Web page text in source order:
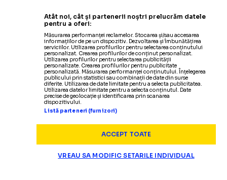
Atât noi, cât și partenerii noștri prelucrăm datele
pentru a oferi:
Măsurarea performanței reclamelor. Stocarea și/sau accesarea
informațiilor de pe un dispozitiv. Dezvoltarea și îmbunătățirea
serviciilor. Utilizarea profilurilor pentru selectarea conținutului
personalizat. Crearea profilurilor de conținut personalizat.
Utilizarea profilurilor pentru selectarea publicității
personalizate. Crearea profilurilor pentru publicitate
personalizată. Măsurarea performanței conținutului. Înțelegerea
publicului prin statistici sau combinații de date din surse
diferite. Utilizarea de date limitate pentru a selecta publicitatea.
Utilizarea datelor limitate pentru a selecta conținutul. Date
precise de geolocație și identificarea prin scanarea
dispozitivului.
Listă parteneri (furnizori)
ACCEPT TOATE
VREAU SA MODIFIC SETARILE INDIVIDUAL